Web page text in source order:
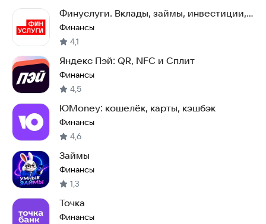
Финуслуги. Вклады, займы, инвестиции,
кредиты
Финансы
4,1
Яндекс Пэй: QR, NFC и Сплит
Финансы
4,5
ЮMoney: кошелёк, карты, кэшбэк
Финансы
4,6
Займы
Финансы
1,3
Точка
Финансы